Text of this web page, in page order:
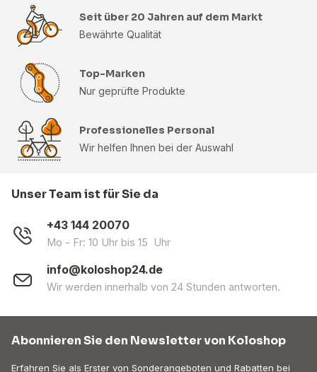
Seit über 20 Jahren auf dem Markt
Bewährte Qualität
Top-Marken
Nur geprüfte Produkte
Professionelles Personal
Wir helfen Ihnen bei der Auswahl
Unser Team ist für Sie da
+43 144 20070
Mo - Fr: 10 Uhr bis 15 Uhr
info@koloshop24.de
Wir werden innerhalb von 24 Stunden antworten.
Abonnieren Sie den Newsletter von Koloshop
Erfahren Sie als Erster von Sonderangeboten und Rabatten bei